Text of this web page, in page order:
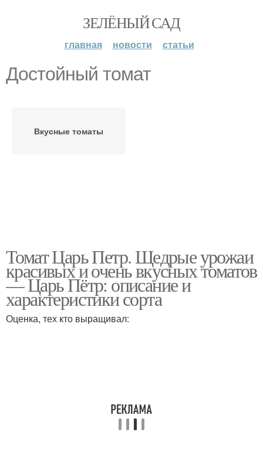
ЗЕЛЁНЫЙ САД
главная новости статьи
Достойный томат
Вкусные томаты
Томат Царь Петр. Щедрые урожаи
красивых и очень вкусных томатов
— Царь Пётр: описание и
характеристики сорта
Оценка, тех кто выращивал: